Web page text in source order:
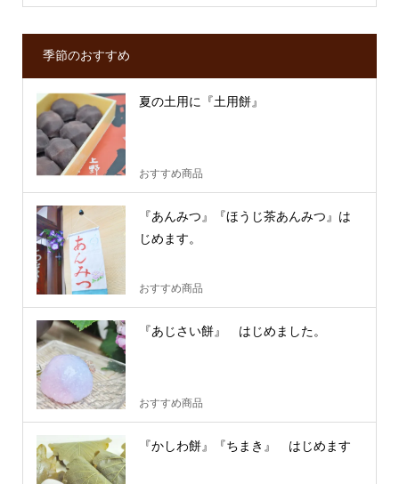
季節のおすすめ
夏の土用に『土用餅』
おすすめ商品
『あんみつ』『ほうじ茶あんみつ』は
じめます。
おすすめ商品
『あじさい餅』 はじめました。
おすすめ商品
『かしわ餅』『ちまき』 はじめます